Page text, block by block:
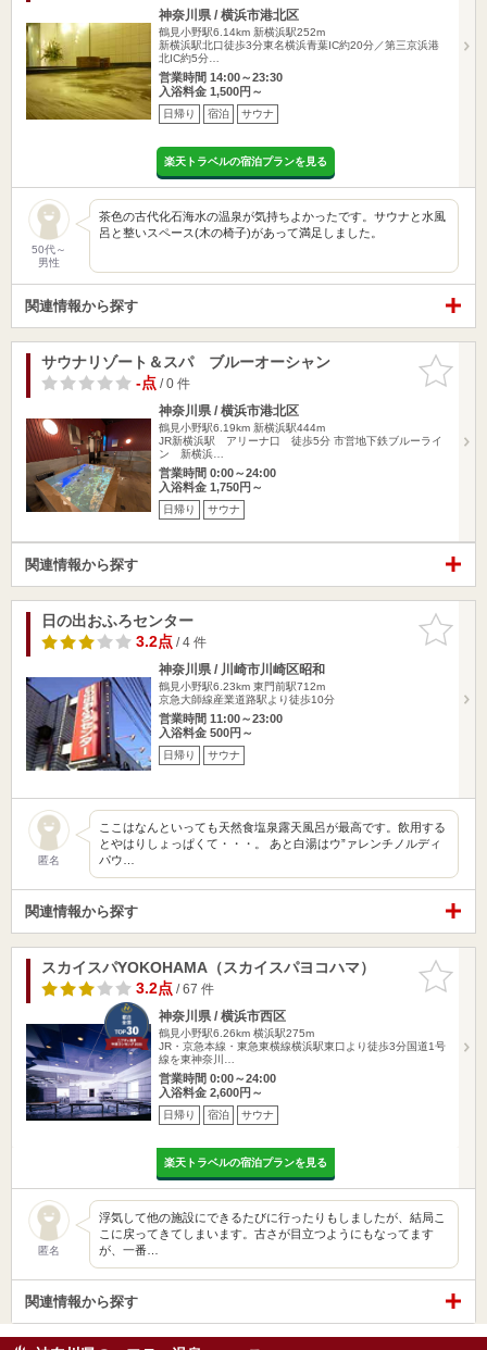
神奈川県 / 横浜市港北区
鶴見小野駅6.14km 新横浜駅252m
新横浜駅北口徒歩3分東名横浜青葉IC約20分／第三京浜港
北IC約5分…
営業時間 14:00～23:30
入浴料金 1,500円～
日帰り 宿泊 サウナ
楽天トラベルの宿泊プランを見る
50代～
男性
茶色の古代化石海水の温泉が気持ちよかったです。サウナと水風
呂と整いスペース(木の椅子)があって満足しました。
関連情報から探す
お気に入
りに追加
サウナリゾート＆スパ ブルーオーシャン
-点/ 0 件
神奈川県 / 横浜市港北区
鶴見小野駅6.19km 新横浜駅444m
JR新横浜駅 アリーナ口 徒歩5分 市営地下鉄ブルーライ
ン 新横浜…
営業時間 0:00～24:00
入浴料金 1,750円～
日帰り サウナ
関連情報から探す
お気に入
りに追加
日の出おふろセンター
3.2点/ 4 件
神奈川県 / 川崎市川崎区昭和
鶴見小野駅6.23km 東門前駅712m
京急大師線産業道路駅より徒歩10分
営業時間 11:00～23:00
入浴料金 500円～
日帰り サウナ
匿名
ここはなんといっても天然食塩泉露天風呂が最高です。飲用する
とやはりしょっぱくて・・・。 あと白湯はウ”ァレンチノルディ
パウ…
関連情報から探す
お気に入
りに追加
スカイスパYOKOHAMA（スカイスパヨコハマ）
3.2点/ 67 件
神奈川県 / 横浜市西区
鶴見小野駅6.26km 横浜駅275m
JR・京急本線・東急東横線横浜駅東口より徒歩3分国道1号
線を東神奈川…
営業時間 0:00～24:00
入浴料金 2,600円～
日帰り 宿泊 サウナ
楽天トラベルの宿泊プランを見る
匿名
浮気して他の施設にできるたびに行ったりもしましたが、結局こ
こに戻ってきてしまいます。古さが目立つようにもなってます
が、一番…
関連情報から探す